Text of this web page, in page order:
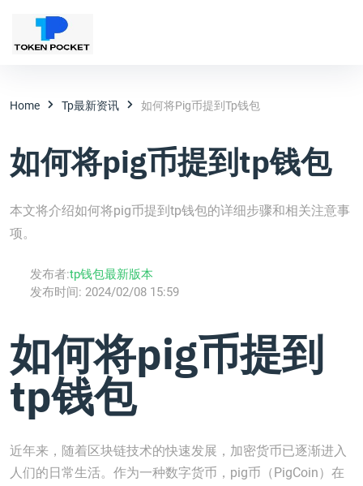
Home Tp最新资讯 如何将pig币提到tp钱包
如何将pig币提到tp钱包
本文将介绍如何将pig币提到tp钱包的详细步骤和相关注意事
项。
发布者:tp钱包最新版本
发布时间: 2024/02/08 15:59
如何将pig币提到
tp钱包
近年来，随着区块链技术的快速发展，加密货币已逐渐进入
人们的日常生活。作为一种数字货币，pig币（PigCoin）在